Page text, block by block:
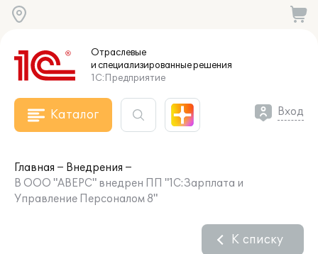
Отраслевые
и специализированныерешения
1С:Предприятие
Каталог Вход
Главная
Внедрения
В ООО "АВЕРС" внедрен ПП "1С:Зарплата и
Управление Персоналом 8"
К списку